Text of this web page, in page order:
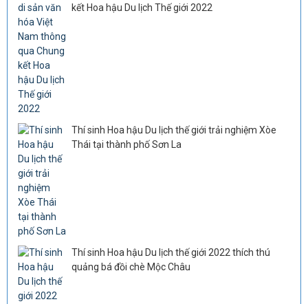
kết Hoa hậu Du lịch Thế giới 2022
Thí sinh Hoa hậu Du lịch thế giới trải nghiệm Xòe
Thái tại thành phố Sơn La
Thí sinh Hoa hậu Du lịch thế giới 2022 thích thú
quảng bá đồi chè Mộc Châu